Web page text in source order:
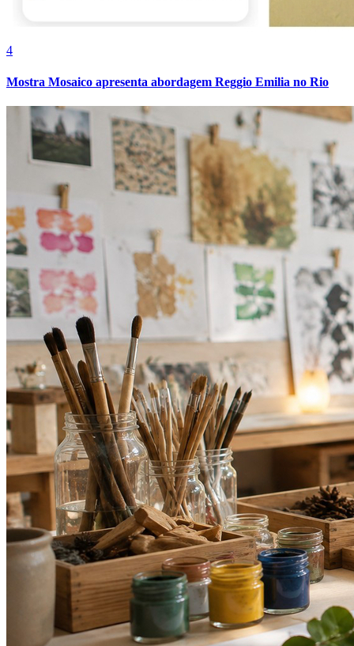
Sport
Juventude
4
Mostra Mosaico apresenta abordagem Reggio Emilia no Rio